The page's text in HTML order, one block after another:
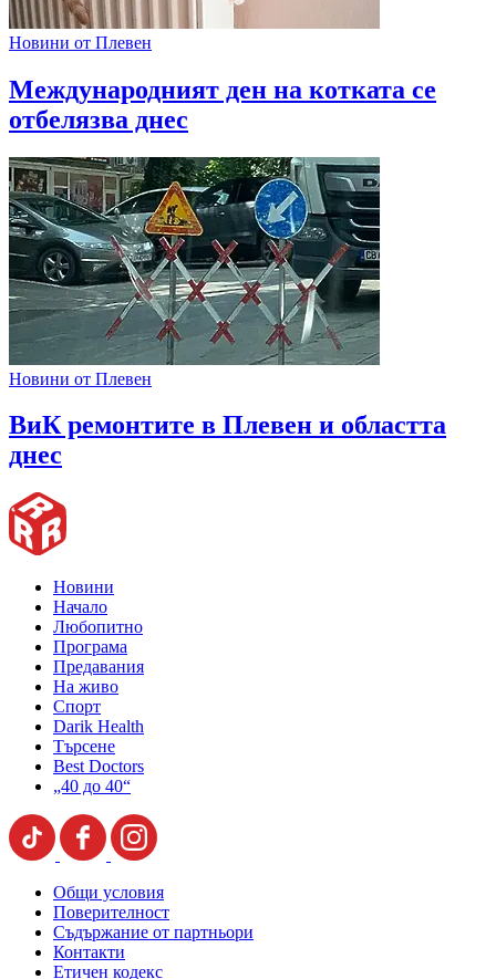
Новини от Плевен
Международният ден на котката се
отбелязва днес
Новини от Плевен
ВиК ремонтите в Плевен и областта
днес
Новини
Начало
Любопитно
Програма
Предавания
На живо
Спорт
Darik Health
Търсене
Best Doctors
„40 до 40“
Общи условия
Поверителност
Съдържание от партньори
Контакти
Етичен кодекс